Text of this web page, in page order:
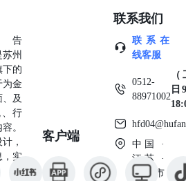
，在市场爆发前做好技术和产品储备。
业务也保持了良好增长。 ⚫首次覆盖，
评级。 预计2026年、2027年、2028年
润分别为5.56亿元、6.87亿元、8.23亿
0.95元、1.17元、1.40元，对应PE分别
、11.57倍。公司主业大缸径零部件及制
车电子等新业务加速突破，全球化布局提
度上行有望带动公司产品持续放量，海
利能力提升，前瞻布局人形机器人等高成
给予公司“买入”投资评级。 风险提
期的风险；行业竞争加剧的风险；新业
险；原材料价格大幅波动的风险。 资
苏州
下的
为金
及
行
。
，
，实
客户端
联系我们
联系在
线客服
0512-
88971002
日
中国 ·
江苏 ·
苏州市